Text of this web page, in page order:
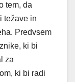
tem, da
težave in
Predvsem
ki bi
za
ki bi radi